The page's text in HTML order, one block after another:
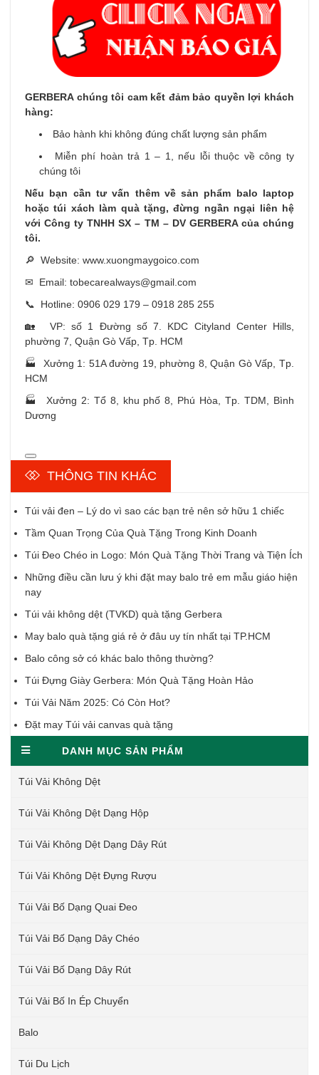
GERBERA chúng tôi cam kết đảm bảo quyền lợi khách
hàng:
Bảo hành khi không đúng chất lượng sản phẩm
Miễn phí hoàn trả 1 – 1, nếu lỗi thuộc về công ty
chúng tôi
Nếu bạn cần tư vấn thêm về sản phẩm balo laptop
hoặc túi xách làm quà tặng, đừng ngần ngại liên hệ
với Công ty TNHH SX – TM – DV GERBERA của chúng
tôi.
🔎 Website: www.xuongmaygoico.com
✉ Email: tobecarealways@gmail.com
📞 Hotline: 0906 029 179 – 0918 285 255
🏡 VP: số 1 Đường số 7. KDC Cityland Center Hills,
phường 7, Quận Gò Vấp, Tp. HCM
🏭 Xưởng 1: 51A đường 19, phường 8, Quận Gò Vấp, Tp.
HCM
🏭 Xưởng 2: Tổ 8, khu phố 8, Phú Hòa, Tp. TDM, Bình
Dương
THÔNG TIN KHÁC
Túi vải đen – Lý do vì sao các bạn trẻ nên sở hữu 1 chiếc
Tầm Quan Trọng Của Quà Tặng Trong Kinh Doanh
Túi Đeo Chéo in Logo: Món Quà Tặng Thời Trang và Tiện Ích
Những điều cần lưu ý khi đặt may balo trẻ em mẫu giáo hiện
nay
Túi vải không dệt (TVKD) quà tặng Gerbera
May balo quà tặng giá rẻ ở đâu uy tín nhất tại TP.HCM
Balo công sở có khác balo thông thường?
Túi Đựng Giày Gerbera: Món Quà Tặng Hoàn Hảo
Túi Vải Năm 2025: Có Còn Hot?
Đặt may Túi vải canvas quà tặng
DANH MỤC SẢN PHẨM
Túi Vải Không Dệt
Túi Vải Không Dệt Dạng Hộp
Túi Vải Không Dệt Dạng Dây Rút
Túi Vải Không Dệt Đựng Rượu
Túi Vải Bố Dạng Quai Đeo
Túi Vải Bố Dạng Dây Chéo
Túi Vải Bố Dạng Dây Rút
Túi Vải Bố In Ép Chuyển
Balo
Túi Du Lịch